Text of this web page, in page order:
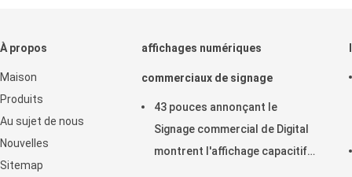
À propos
Maison
Produits
Au sujet de nous
Nouvelles
Sitemap
affichages numériques
commerciaux de signage
43 pouces annonçant le
Signage commercial de Digital
montrent l'affichage capacitif